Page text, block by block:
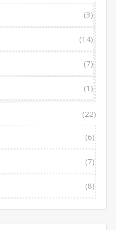
(3)
(14)
(7)
(1)
(22)
(6)
(7)
(8)